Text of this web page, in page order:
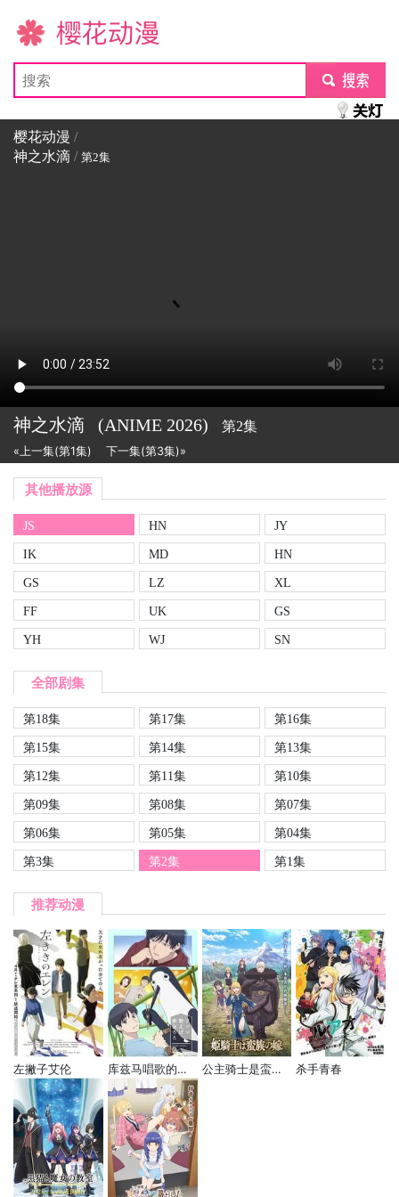
樱花动漫
submit
樱花动漫 /
神之水滴 / 第2集
神之水滴 (ANIME 2026) 第2集
«上一集(第1集) 下一集(第3集)»
其他播放源
JS HN
JY
IK
MD
HN
GS
LZ
XL
FF
UK
GS
YH
WJ SN
全部剧集
第18集 第17集
第16集
第15集
第14集
第13集
第12集
第11集
第10集
第09集
第08集
第07集
第06集
第05集
第04集
第3集
第2集 第1集
推荐动漫
左撇子艾伦 库兹马唱歌的话家里哆啰啰 公主骑士是蛮族的新娘 杀手青春